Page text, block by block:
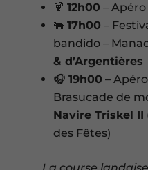
🍹 12h00 –
🐃 17h00 –
bandido –
& d’Argentières
🎧 19h00 –
Brasucade de
Navire Triskel II
des Fêtes)